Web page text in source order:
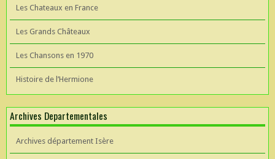
Les Chateaux en France
Les Grands Châteaux
Les Chansons en 1970
Histoire de l’Hermione
Archives Departementales
Archives département Isère